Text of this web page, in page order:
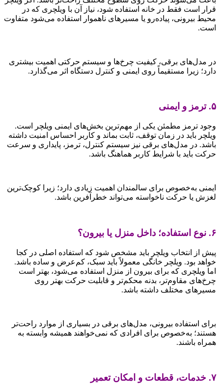
قرار است فقط در خانه استفاده شود، نیاز آن با ویلچری که در
محیط بیرونی، پیاده‌رو یا مسیرهای ناهموار استفاده می‌شود متفاوت
است.
در مدل‌های برقی، کیفیت چرخ‌ها و سیستم حرکتی اهمیت بیشتری
دارد؛ زیرا مستقیماً روی ایمنی و کنترل دستگاه اثر می‌گذارد.
۵. ترمز و ایمنی
وجود ترمز مطمئن یکی از مهم‌ترین بخش‌های ایمنی ویلچر است.
ویلچر باید در زمان توقف، ثابت بماند و کاربر احساس امنیت داشته
باشد. در مدل‌های برقی نیز سیستم کنترل، ترمز، پایداری و سرعت
حرکت باید با شرایط کاربر هماهنگ باشد.
ایمنی به‌خصوص برای سالمندان اهمیت زیادی دارد؛ زیرا کوچک‌ترین
لغزش یا حرکت ناخواسته می‌تواند خطرآفرین باشد.
۶. نوع استفاده؛ داخل منزل یا بیرون؟
پیش از انتخاب ویلچر باید مشخص شود که استفاده اصلی در کجا
خواهد بود. ویلچر خانگی معمولاً باید سبک، کم‌عرض و ساده باشد.
اما ویلچری که برای بیرون از منزل استفاده می‌شود، بهتر است
چرخ‌های مقاوم‌تر، بدنه محکم‌تر و قابلیت حرکت بهتر روی
مسیرهای مختلف داشته باشد.
برای استفاده بیرونی، مدل‌های برقی در بسیاری از موارد راحت‌تر
هستند؛ به‌خصوص برای افرادی که نمی‌خواهند همیشه وابسته به
همراه باشند.
۷. خدمات، قطعات و امکان تعمیر